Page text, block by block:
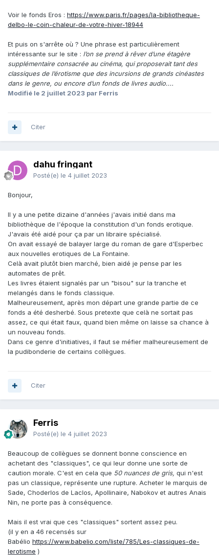
Voir le fonds Eros : https://www.paris.fr/pages/la-bibliotheque-
delbo-le-coin-chaleur-de-votre-hiver-18944
Et puis on s'arrête où ? Une phrase est particulièrement
intéressante sur le site : l’on se prend à rêver d’une étagère
supplémentaire consacrée au cinéma, qui proposerait tant des
classiques de l’érotisme que des incursions de grands cinéastes
dans le genre, ou encore d’un fonds de livres audio....
Modifié le 2 juillet 2023 par Ferris
Citer
dahu fringant
Posté(e) le 4 juillet 2023
Bonjour,
Il y a une petite dizaine d'années j'avais initié dans ma
bibliothèque de l'époque la constitution d'un fonds erotique.
J'avais été aidé pour ça par un libraire spécialisé.
On avait essayé de balayer large du roman de gare d'Esperbec
aux nouvelles erotiques de La Fontaine.
Celà avait plutôt bien marché, bien aidé je pense par les
automates de prêt.
Les livres étaient signalés par un "bisou" sur la tranche et
melangés dans le fonds classique.
Malheureusement, après mon départ une grande partie de ce
fonds a été desherbé. Sous pretexte que celà ne sortait pas
assez, ce qui était faux, quand bien même on laisse sa chance à
un nouveau fonds.
Dans ce genre d'initiatives, il faut se méfier malheureusement de
la pudibonderie de certains collègues.
Citer
Ferris
Posté(e) le 4 juillet 2023
Beaucoup de collègues se donnent bonne conscience en
achetant des "classiques", ce qui leur donne une sorte de
caution morale. C'est en cela que 50 nuances de gris, qui n'est
pas un classique, représente une rupture. Acheter le marquis de
Sade, Choderlos de Laclos, Apollinaire, Nabokov et autres Anais
Nin, ne porte pas à conséquence.
Mais il est vrai que ces "classiques" sortent assez peu.
(il y en a 46 recensés sur
Babélio https://www.babelio.com/liste/785/Les-classiques-de-
lerotisme )